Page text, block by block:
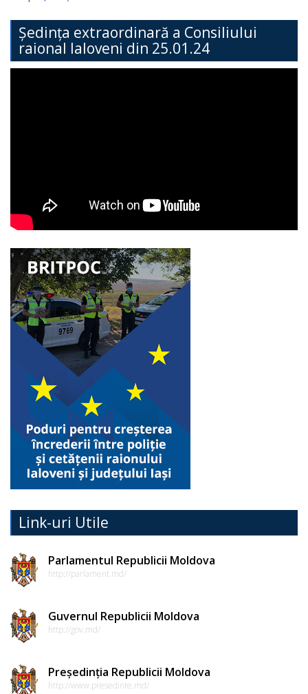
Ședința extraordinară a Consiliului
raional Ialoveni din 25.01.24
Link-uri Utile
Parlamentul Republicii Moldova
http://parlament.md/
Guvernul Republicii Moldova
http://gov.md/
Președinția Republicii Moldova
http://www.presedinte.md/